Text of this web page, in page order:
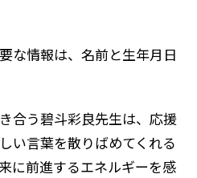
な情報は、名前と生年月日
合う碧斗彩良先生は、応援
い言葉を散りばめてくれる
に前進するエネルギーを感